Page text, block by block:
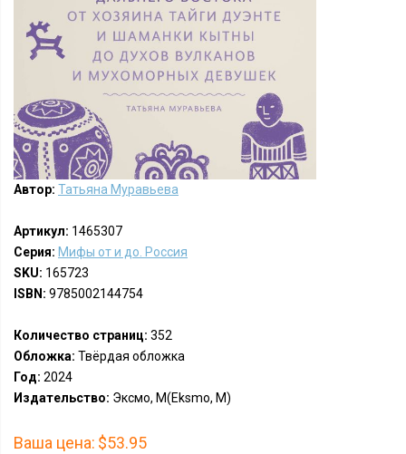
Автор: Татьяна Муравьева
Артикул: 1465307
Серия: Мифы от и до. Россия
SKU: 165723
ISBN: 9785002144754
Количество страниц: 352
Обложка: Твёрдая обложка
Год: 2024
Издательство: Эксмо, М(Eksmo, M)
Ваша цена: $53.95